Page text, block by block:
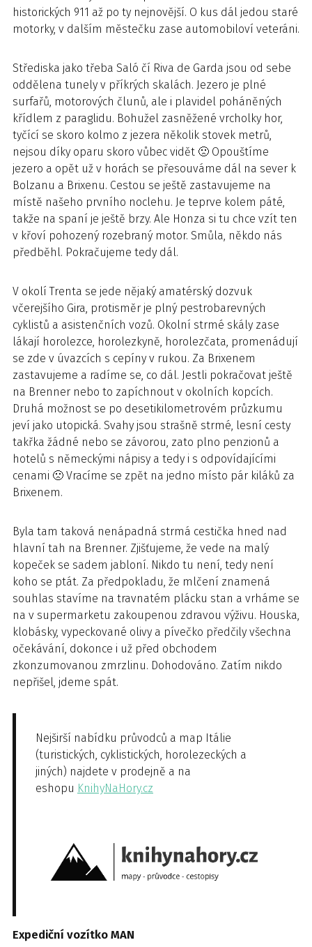
historických 911 až po ty nejnovější. O kus dál jedou staré
motorky, v dalším městečku zase automobiloví veteráni.
Střediska jako třeba Saló čí Riva de Garda jsou od sebe
oddělena tunely v příkrých skalách. Jezero je plné
surfařů, motorových člunů, ale i plavidel poháněných
křídlem z paraglidu. Bohužel zasněžené vrcholky hor,
tyčící se skoro kolmo z jezera několik stovek metrů,
nejsou díky oparu skoro vůbec vidět 🙁 Opouštíme
jezero a opět už v horách se přesouváme dál na sever k
Bolzanu a Brixenu. Cestou se ještě zastavujeme na
místě našeho prvního noclehu. Je teprve kolem páté,
takže na spaní je ještě brzy. Ale Honza si tu chce vzít ten
v křoví pohozený rozebraný motor. Smůla, někdo nás
předběhl. Pokračujeme tedy dál.
V okolí Trenta se jede nějaký amatérský dozvuk
včerejšího Gira, protisměr je plný pestrobarevných
cyklistů a asistenčních vozů. Okolní strmé skály zase
lákají horolezce, horolezkyně, horolezčata, promenádují
se zde v úvazcích s cepíny v rukou. Za Brixenem
zastavujeme a radíme se, co dál. Jestli pokračovat ještě
na Brenner nebo to zapíchnout v okolních kopcích.
Druhá možnost se po desetikilometrovém průzkumu
jeví jako utopická. Svahy jsou strašně strmé, lesní cesty
takřka žádné nebo se závorou, zato plno penzionů a
hotelů s německými nápisy a tedy i s odpovídajícími
cenami 🙁 Vracíme se zpět na jedno místo pár kiláků za
Brixenem.
Byla tam taková nenápadná strmá cestička hned nad
hlavní tah na Brenner. Zjišťujeme, že vede na malý
kopeček se sadem jabloní. Nikdo tu není, tedy není
koho se ptát. Za předpokladu, že mlčení znamená
souhlas stavíme na travnatém plácku stan a vrháme se
na v supermarketu zakoupenou zdravou výživu. Houska,
klobásky, vypeckované olivy a pívečko předčily všechna
očekávání, dokonce i už před obchodem
zkonzumovanou zmrzlinu. Dohodováno. Zatím nikdo
nepřišel, jdeme spát.
Nejširší nabídku průvodců a map Itálie
(turistických, cyklistických, horolezeckých a
jiných) najdete v prodejně a na
eshopu KnihyNaHory.cz
Expediční vozítko MAN